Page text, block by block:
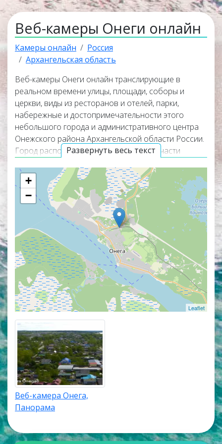
Веб-камеры Онеги онлайн
Камеры онлайн
Россия
Архангельская область
Развернуть весь текст
Веб-камеры Онеги онлайн транслирующие в
реальном времени улицы, площади, соборы и
церкви, виды из ресторанов и отелей, парки,
набережные и достопримечательности этого
небольшого города и административного центра
Онежского района Архангельской области России.
Город расположен в северо-западной части
Онежской губы, в месте впадения реки Онеги в
Онежскую губу Белого моря, в 206 км к юго-западу к
юго-западу отАрхангельскаи в 163 км от
Северодвинскапо автомобильным трассам.
Онлайн веб-камеры покажут панорамные виды
города, окружающую его природу и помогут узнать
актуальную погоду в городе Онега. Веб-камеры
работают в прямом эфире, а некоторые из них
транслируют изображение со звуком. Популярные
онлайн веб-камеры располагаются в верхней
части списка трансляций. Карта онлайн веб-камер
покажет точное местоположение каждой веб-
камеры в городе Онега.
+
−
Leaflet
Веб-камера Онега,
Панорама